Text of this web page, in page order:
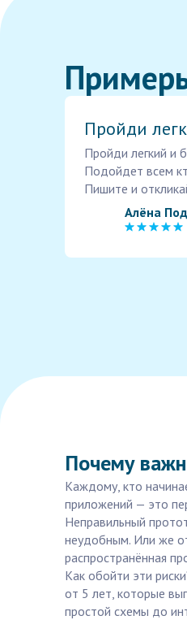
Пройди
Пройди легкий и
Подойдет всем
Пишите и
Алёна
Почему
Каждому, кто
приложений — это
Неправильный
неудобным. Или же
распространённая
Как обойти эти
от 5 лет, которые
простой схемы до